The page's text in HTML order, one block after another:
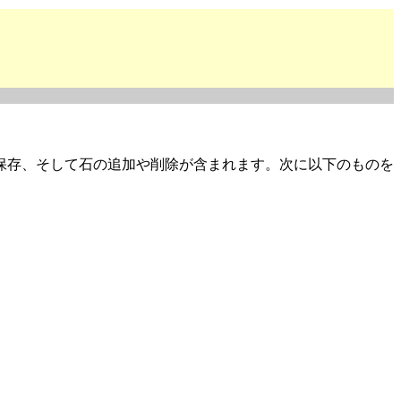
、そして石の追加や削除が含まれます。次に以下のものを